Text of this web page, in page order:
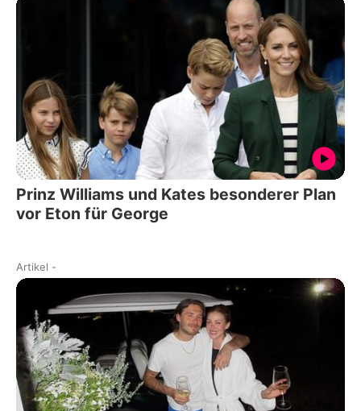
Prinz Williams und Kates besonderer Plan
vor Eton für George
Artikel -